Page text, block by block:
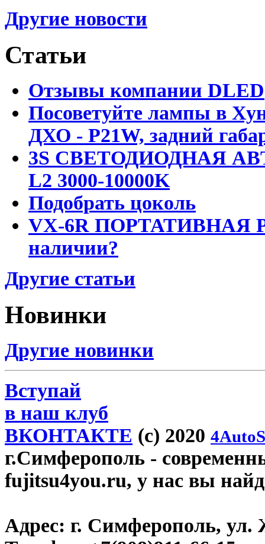
Другие новости
Статьи
Отзывы компании DLED
Посоветуйте лампы в
ДХО - P21W, задний
3S СВЕТОДИОДНАЯ
L2 3000-10000K
Подобрать цоколь
VX-6R ПОРТАТИВНАЯ
наличии?
Другие статьи
Новинки
Другие новинки
Вступай
в наш клуб
ВКОНТАКТЕ (c) 2020
г.Симферополь -
fujitsu4you.ru, у нас вы
Адрес: г. Симферополь, ул.